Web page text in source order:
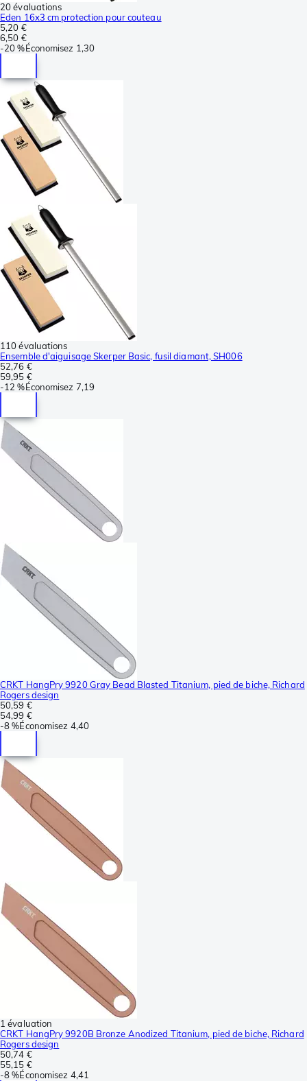
20 évaluations
Eden 16x3 cm protection pour couteau
5,20 €
6,50 €
-20 %Économisez 1,30
110 évaluations
Ensemble d'aiguisage Skerper Basic, fusil diamant, SH006
52,76 €
59,95 €
-12 %Économisez 7,19
CRKT HangPry 9920 Gray Bead Blasted Titanium, pied de biche, Richard
Rogers design
50,59 €
54,99 €
-8 %Économisez 4,40
1 évaluation
CRKT HangPry 9920B Bronze Anodized Titanium, pied de biche, Richard
Rogers design
50,74 €
55,15 €
-8 %Économisez 4,41